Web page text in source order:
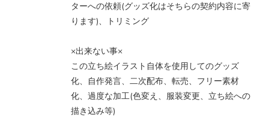
ターへの依頼(グッズ化はそちらの契約内容に寄
ります)、トリミング
×出来ない事×
この立ち絵イラスト自体を使用してのグッズ
化、自作発言、二次配布、転売、フリー素材
化、過度な加工(色変え、服装変更、立ち絵への
描き込み等)